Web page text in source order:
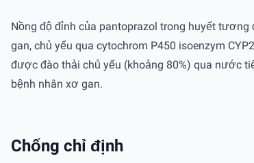
Nồng độ đỉnh của pantoprazol trong huyết
gan, chủ yếu qua cytochrom P450 isoenzym
được đào thải chủ yếu (khoảng 80%) qua nước
bệnh nhân xơ gan.
Chống chỉ định